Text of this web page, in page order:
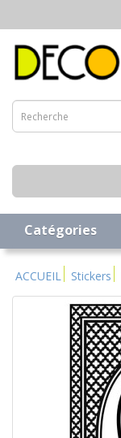
Catégories
ACCUEIL Stickers